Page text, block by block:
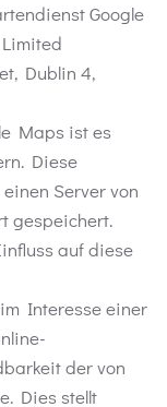
Google
Dublin 4,
Maps ist es
Diese
Server von
gespeichert.
auf diese
Interesse einer
der von
Dies stellt